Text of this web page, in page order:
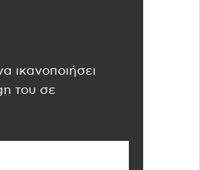
ικανοποιήσει
του σε